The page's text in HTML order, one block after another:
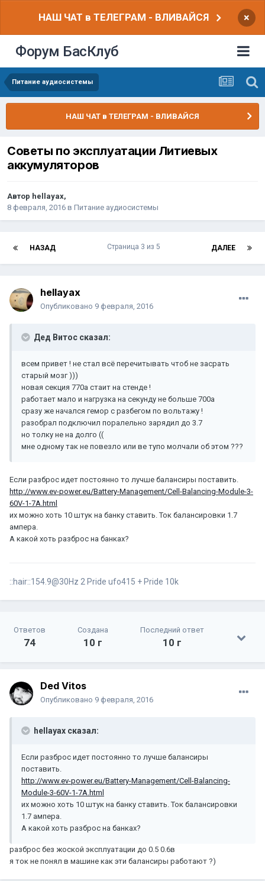
НАШ ЧАТ в ТЕЛЕГРАМ - ВЛИВАЙСЯ ×
Форум БасКлуб
Питание аудиосистемы
НАШ ЧАТ в ТЕЛЕГРАМ - ВЛИВАЙСЯ
Советы по эксплуатации Литиевых
аккумуляторов
Автор hellayax,
8 февраля, 2016 в Питание аудиосистемы
НАЗАД ДАЛЕЕ
Страница 3 из 5
hellayax
Опубликовано 9 февраля, 2016
Дед Витос сказал:
всем привет ! не стал всё перечитывать чтоб не засрать
старый мозг )))
новая секция 770а стаит на стенде !
работает мало и нагрузка на секунду не больше 700а
сразу же начался гемор с разбегом по вольтажу !
разобрал подключил поралельно зарядил до 3.7
но толку не на долго ((
мне одному так не повезло или ве тупо молчали об этом ???
Если разброс идет постоянно то лучше балансиры поставить.
http://www.ev-power.eu/Battery-Management/Cell-Balancing-Module-3-
60V-1-7A.html
их можно хоть 10 штук на банку ставить. Ток балансировки 1.7
ампера.
А какой хоть разброс на банках?
::hair::154.9@30Hz 2 Pride ufo415 + Pride 10k
Ответов
74
Создана
10 г
Последний ответ
10 г
Ded Vitos
Опубликовано 9 февраля, 2016
hellayax сказал:
Если разброс идет постоянно то лучше балансиры
поставить.
http://www.ev-power.eu/Battery-Management/Cell-Balancing-
Module-3-60V-1-7A.html
их можно хоть 10 штук на банку ставить. Ток балансировки
1.7 ампера.
А какой хоть разброс на банках?
разброс без жоской эксплуатации до 0.5 0.6в
я ток не понял в машине как эти балансиры работают ?)